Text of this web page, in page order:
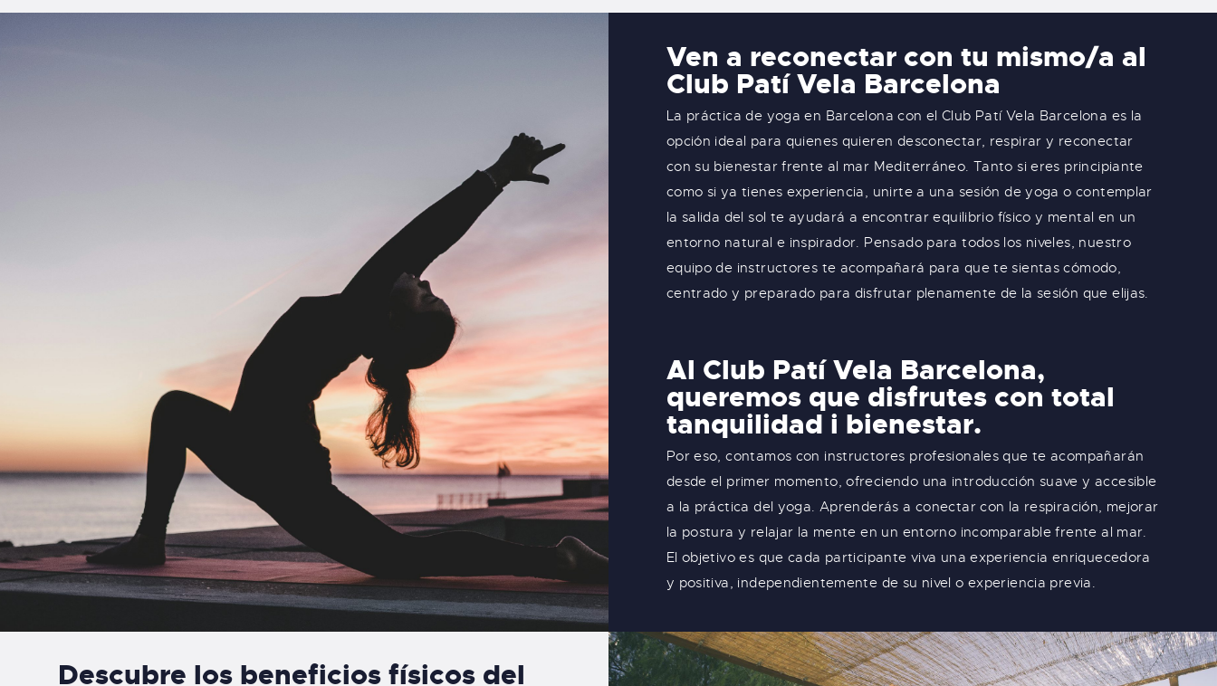
Ven a reconectar con tu mismo/a al
Club Patí Vela Barcelona
La práctica de yoga en Barcelona con el Club Patí Vela Barcelona es la
opción ideal para quienes quieren desconectar, respirar y reconectar
con su bienestar frente al mar Mediterráneo. Tanto si eres principiante
como si ya tienes experiencia, unirte a una sesión de yoga o contemplar
la salida del sol te ayudará a encontrar equilibrio físico y mental en un
entorno natural e inspirador. Pensado para todos los niveles, nuestro
equipo de instructores te acompañará para que te sientas cómodo,
centrado y preparado para disfrutar plenamente de la sesión que elijas.
Al Club Patí Vela Barcelona,
queremos que disfrutes con total
tanquilidad i bienestar.
Por eso, contamos con instructores profesionales que te acompañarán
desde el primer momento, ofreciendo una introducción suave y accesible
a la práctica del yoga. Aprenderás a conectar con la respiración, mejorar
la postura y relajar la mente en un entorno incomparable frente al mar.
El objetivo es que cada participante viva una experiencia enriquecedora
y positiva, independientemente de su nivel o experiencia previa.
Descubre los beneficios físicos del